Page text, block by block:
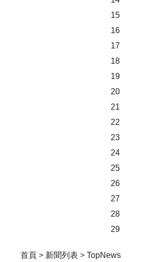
15
16
17
18
19
20
21
22
23
24
25
26
27
28
29
首頁 > 新聞列表 > TopNews